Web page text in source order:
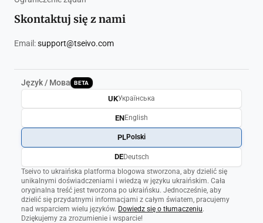
Skontaktuj się z nami
Email:support@tseivo.com
Język / Мова BETA
Tseivo to ukraińska platforma blogowa stworzona, aby dzielić się
unikalnymi doświadczeniami i wiedzą w języku ukraińskim. Cała
oryginalna treść jest tworzona po ukraińsku. Jednocześnie, aby
dzielić się przydatnymi informacjami z całym światem, pracujemy
nad wsparciem wielu języków. Dowiedz się o tłumaczeniu.
Dziękujemy za zrozumienie i wsparcie!
UKУкраїнська
ENEnglish
PLPolski
DEDeutsch